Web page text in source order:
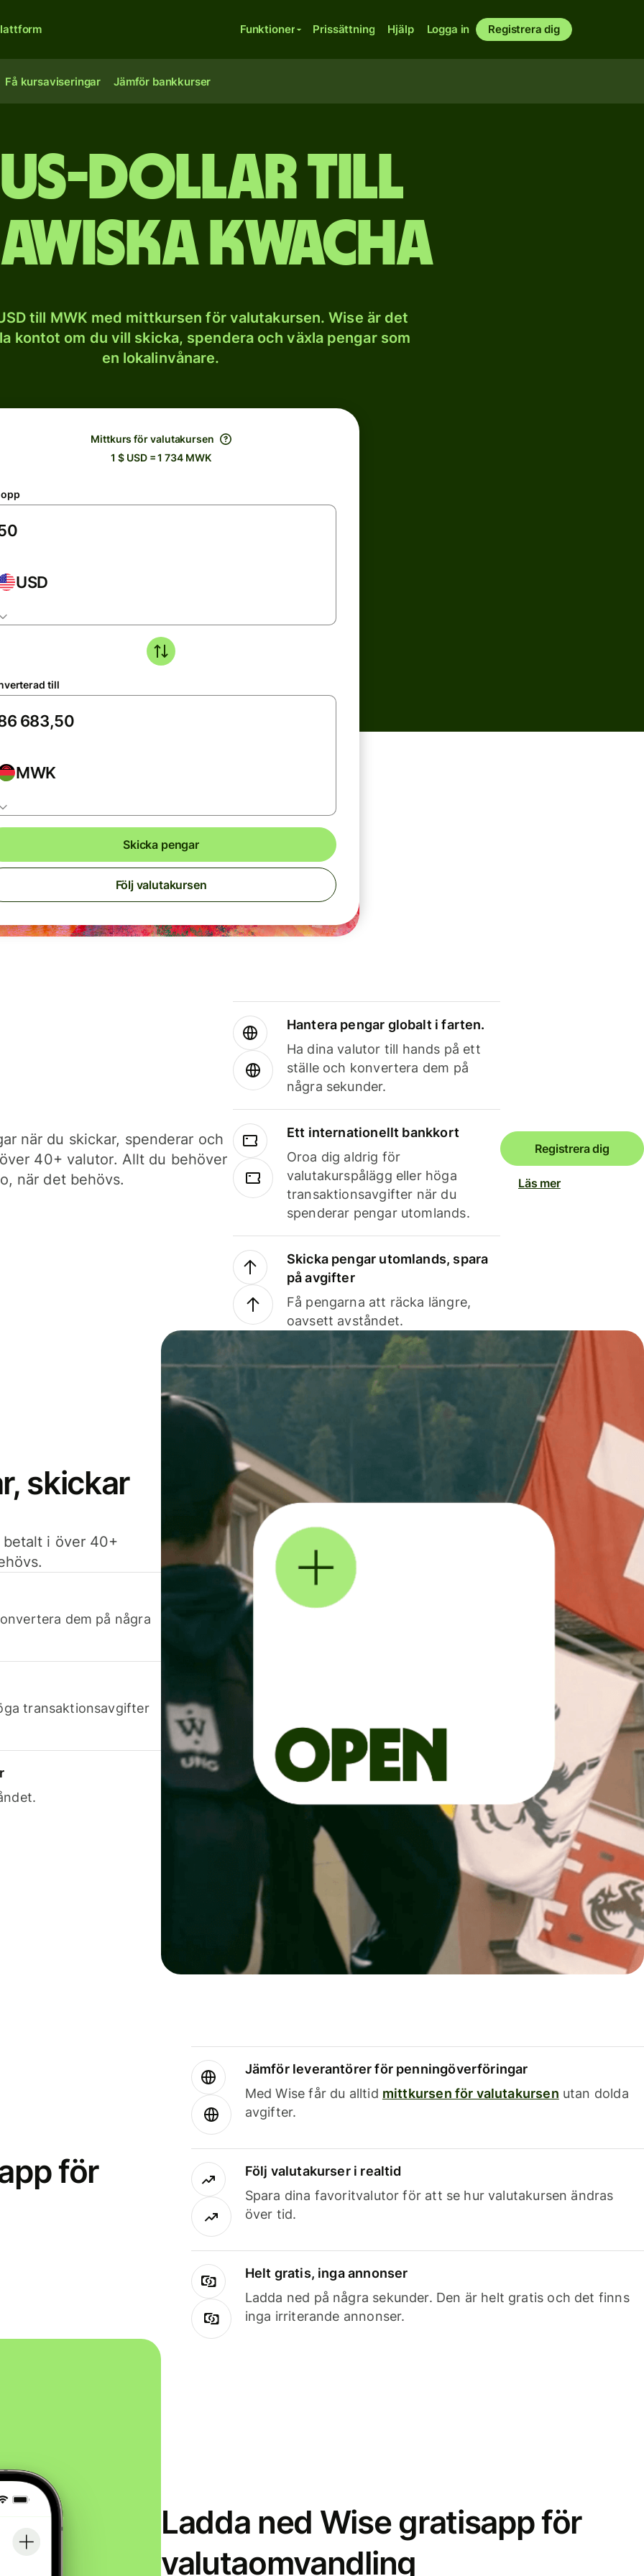
Funktioner Prissättning Hjälp Logga in Registrera dig
Få kursaviseringar Jämför bankkurser
US-dollar till
kwacha
till MWK med mittkursen för valutakursen. Wise är det
kontot om du vill skicka, spendera och växla pengar som
en lokalinvånare.
Mittkurs för valutakursen
1 $ USD = 1 734 MWK
USD
till
MWK
Skicka pengar
Följ valutakursen
när du skickar, spenderar och
40+ valutor. Allt du behöver
när det behövs.
Hantera pengar globalt i farten.
Ha dina valutor till hands på ett
ställe och konvertera dem på
några sekunder.
Ett internationellt bankkort
Oroa dig aldrig för
valutakurspålägg eller höga
transaktionsavgifter när du
spenderar pengar utomlands.
Skicka pengar utomlands, spara
på avgifter
Få pengarna att räcka längre,
oavsett avståndet.
Registrera dig
Läs mer
skickar
betalt i över 40+
dem på några
transaktionsavgifter
för
Jämför leverantörer för penningöverföringar
Med Wise får du alltid mittkursen för valutakursen utan dolda
avgifter.
Följ valutakurser i realtid
Spara dina favoritvalutor för att se hur valutakursen ändras
över tid.
Helt gratis, inga annonser
Ladda ned på några sekunder. Den är helt gratis och det finns
inga irriterande annonser.
Ladda ned Wise gratisapp för
valutaomvandling